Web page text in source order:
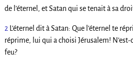
de l’éternel, et Satan qui se tenait à sa
2 L’éternel dit à Satan: Que l’éternel te
réprime, lui qui a choisi Jérusalem! N’est-
feu?